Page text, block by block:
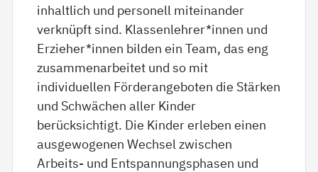
inhaltlich und personell miteinander
verknüpft sind. Klassenlehrer*innen und
Erzieher*innen bilden ein Team, das eng
zusammenarbeitet und so mit
individuellen Förderangeboten die Stärken
und Schwächen aller Kinder
berücksichtigt. Die Kinder erleben einen
ausgewogenen Wechsel zwischen
Arbeits- und Entspannungsphasen und